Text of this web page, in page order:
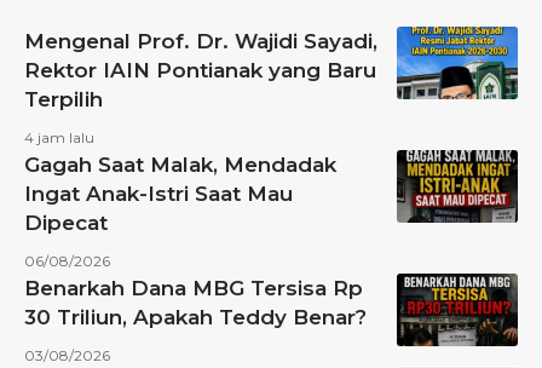
Mengenal Prof. Dr. Wajidi Sayadi,
Rektor IAIN Pontianak yang Baru
Terpilih
4 jam lalu
Gagah Saat Malak, Mendadak
Ingat Anak-Istri Saat Mau
Dipecat
06/08/2026
Benarkah Dana MBG Tersisa Rp
30 Triliun, Apakah Teddy Benar?
03/08/2026